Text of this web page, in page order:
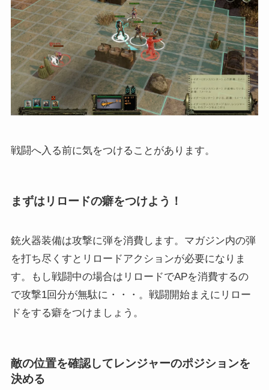
戦闘へ入る前に気をつけることがあります。
まずはリロードの癖をつけよう！
銃火器装備は攻撃に弾を消費します。マガジン内の弾
を打ち尽くすとリロードアクションが必要になりま
す。もし戦闘中の場合はリロードでAPを消費するの
で攻撃1回分が無駄に・・・。戦闘開始まえにリロー
ドをする癖をつけましょう。
敵の位置を確認してレンジャーのポジションを
決める